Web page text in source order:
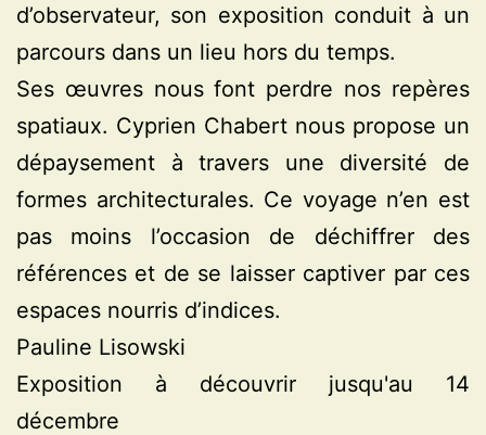
d’observateur, son exposition conduit à un
parcours dans un lieu hors du temps.
Ses œuvres nous font perdre nos repères
spatiaux. Cyprien Chabert nous propose un
dépaysement à travers une diversité de
formes architecturales. Ce voyage n’en est
pas moins l’occasion de déchiffrer des
références et de se laisser captiver par ces
espaces nourris d’indices.
Pauline Lisowski
Exposition à découvrir jusqu'au 14
décembre